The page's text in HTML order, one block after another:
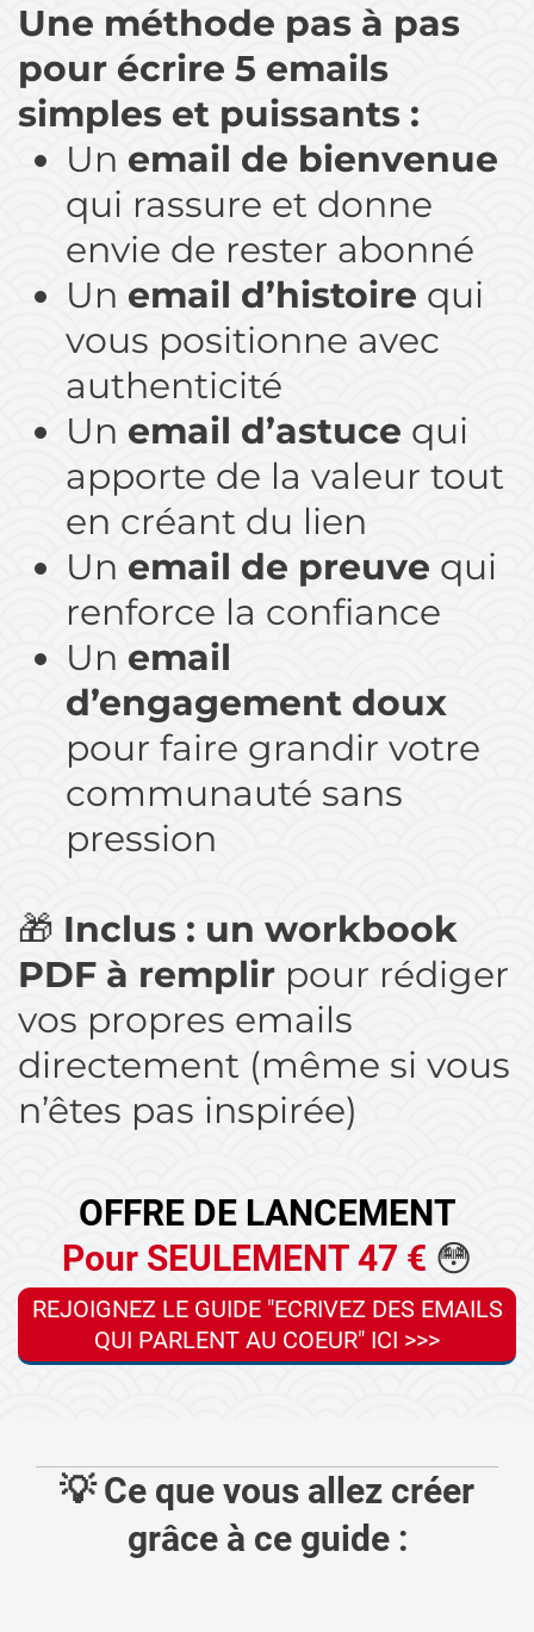
Une méthode pas à pas
pour écrire 5 emails
simples et puissants :
Un email de bienvenue
qui rassure et donne
envie de rester abonné
Un email d’histoire qui
vous positionne avec
authenticité
Un email d’astuce qui
apporte de la valeur tout
en créant du lien
Un email de preuve qui
renforce la confiance
Un email
d’engagement doux
pour faire grandir votre
communauté sans
pression
🎁 Inclus : un workbook
PDF à remplir pour rédiger
vos propres emails
directement (même si vous
n’êtes pas inspirée)
OFFRE DE LANCEMENT
Pour SEULEMENT 47 € 😳
REJOIGNEZ LE GUIDE "ECRIVEZ DES EMAILS
QUI PARLENT AU COEUR" ICI >>>
💡 Ce que vous allez créer
grâce à ce guide :